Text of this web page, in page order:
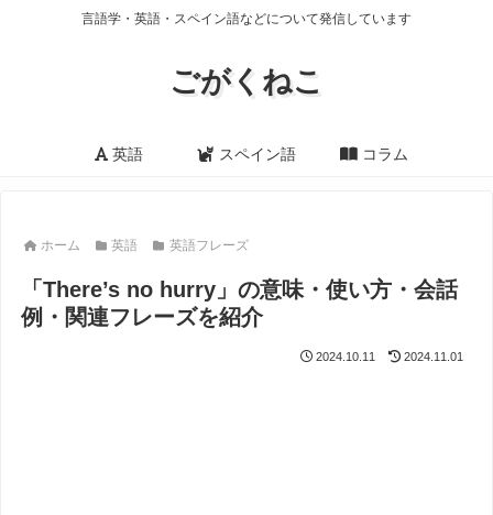
言語学・英語・スペイン語などについて発信しています
ごがくねこ
英語 スペイン語 コラム
ホーム 英語 英語フレーズ
「There’s no hurry」の意味・使い方・会話
例・関連フレーズを紹介
2024.10.11 2024.11.01